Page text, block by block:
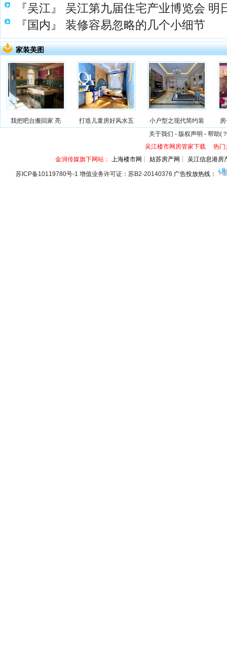
『吴江』
吴江第九届住宅产业博览会 明
『国内』
装修容易忽略的几个小细节
家装美图
我把吧台搬回家 亮 打造儿童房好风水五 小户型之现代简约装
关于我们 - 版权声明 - 帮助(
吴江楼市网房管家下载
热门
金润传媒旗下网站： 上海楼市网┊ 姑苏房产网┊ 吴江信息港
苏ICP备10119780号-1 增值业务许可证：苏B2-20140376 广告投放热线：